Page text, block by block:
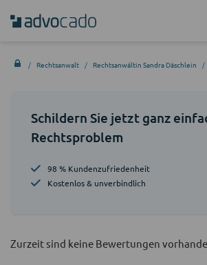
Rechtsanwalt Rechtsanwältin Sandra Däschlein
Schildern Sie jetzt ganz
Rechtsproblem
98 % Kundenzufriedenheit
Kostenlos & unverbindlich
Zurzeit sind keine Bewertungen